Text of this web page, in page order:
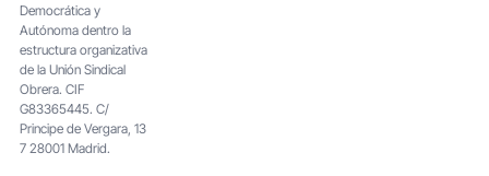
Democrática y
Autónoma dentro la
estructura organizativa
de la Unión Sindical
Obrera. CIF
G83365445. C/
Principe de Vergara, 13
7 28001 Madrid.